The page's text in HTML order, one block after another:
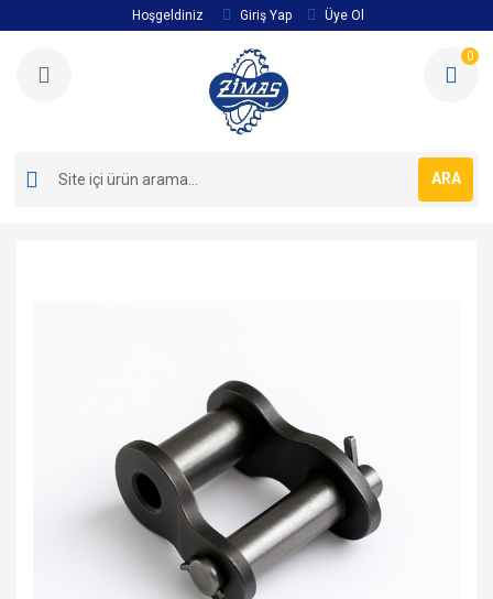
Hoşgeldiniz Giriş Yap Üye Ol
ARA
0